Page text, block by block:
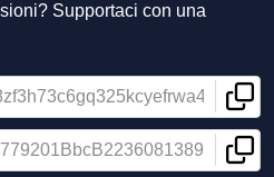
Supportaci con una